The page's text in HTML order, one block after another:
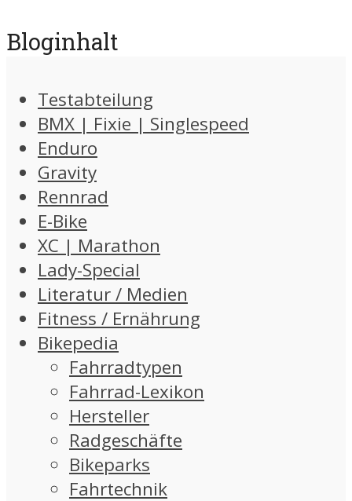
Bloginhalt
Testabteilung
BMX | Fixie | Singlespeed
Enduro
Gravity
Rennrad
E-Bike
XC | Marathon
Lady-Special
Literatur / Medien
Fitness / Ernährung
Bikepedia
Fahrradtypen
Fahrrad-Lexikon
Hersteller
Radgeschäfte
Bikeparks
Fahrtechnik